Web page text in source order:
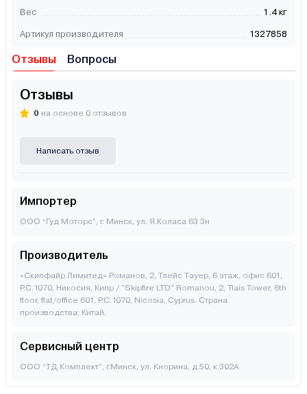
Вес
1.4 кг
Артикул производителя 1327858
Отзывы Вопросы
Отзывы
0 на основе 0 отзывов
Написать отзыв
Импортер
ООО “Гуд Моторс”, г. Минск, ул. Я.Коласа 63 3н
Производитель
«Скипфайр Лимитед» Романов, 2, Тлейс Тауер, 6 этаж, офис 601,
P.C.1070, Никосия, Кипр / "Skipfire LTD" Romanou, 2, Tlais Tower, 6th
floor, flat/office 601, P.C.1070, Nicosia, Cyprus. Страна
производства: Китай.
Сервисный центр
ООО “ТД Комплект”, г.Минск, ул. Кнорина, д.50, к.302А